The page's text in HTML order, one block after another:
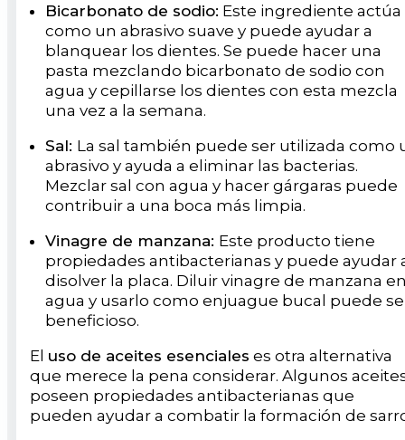
Bicarbonato de sodio: Este ingrediente actúa
como un abrasivo suave y puede ayudar a
blanquear los dientes. Se puede hacer una
pasta mezclando bicarbonato de sodio con
agua y cepillarse los dientes con esta mezcla
una vez a la semana.
Sal: La sal también puede ser utilizada como
abrasivo y ayuda a eliminar las bacterias.
Mezclar sal con agua y hacer gárgaras puede
contribuir a una boca más limpia.
Vinagre de manzana: Este producto tiene
propiedades antibacterianas y puede ayudar
disolver la placa. Diluir vinagre de manzana
agua y usarlo como enjuague bucal puede
beneficioso.
El uso de aceites esenciales es otra alternativa
que merece la pena considerar. Algunos
poseen propiedades antibacterianas que
pueden ayudar a combatir la formación de